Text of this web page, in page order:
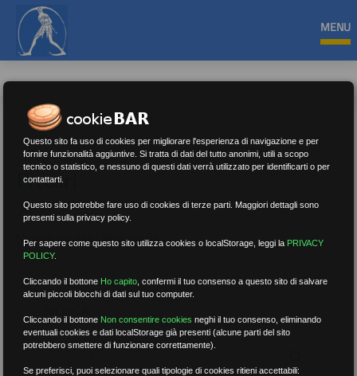
MENU
Precari
Nessun risultato.Rimuovi filtri
Questo sito fa uso di cookies per migliorare l'esperienza di navigazione e per
fornire funzionalità aggiuntive. Si tratta di dati del tutto anonimi, utili a scopo
tecnico o statistico, e nessuno di questi dati verrà utilizzato per identificarti o per
contattarti.
Questo sito potrebbe fare uso di cookies di terze parti. Maggiori dettagli sono
presenti sulla privacy policy.
Per sapere come questo sito utilizza cookies o localStorage, leggi la PRIVACY
POLICY.
Cliccando il bottone Ho capito ,confermi il tuo consenso a questo sito di salvare
alcuni piccoli blocchi di dati sul tuo computer.
Cliccando il bottone Non consentire cookies neghi il tuo consenso, eliminando
eventuali cookies e dati localStorage già presenti (alcune parti del sito
potrebbero smettere di funzionare correttamente).
Se preferisci, puoi selezionare quali tipologie di cookies ritieni accettabili: